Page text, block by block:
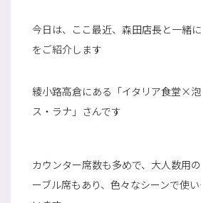
今日は、ここ最近、森田店長と一緒
をご紹介します
綾小路高倉にある「イタリア食堂×
ス・ラナ」さんです
カウンター席数も多めで、大人数用
ーブル席もあり、色々なシーンで使